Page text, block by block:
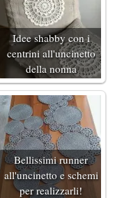
Idee shabby con i
centrini all'uncinetto
della nonna
Bellissimi runner
all'uncinetto e schemi
per realizzarli!